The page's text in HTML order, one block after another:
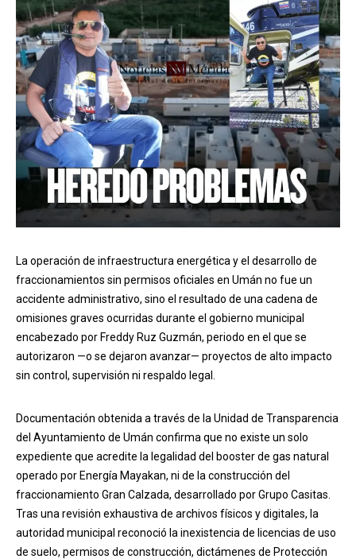
La operación de infraestructura energética y el desarrollo de
fraccionamientos sin permisos oficiales en Umán no fue un
accidente administrativo, sino el resultado de una cadena de
omisiones graves ocurridas durante el gobierno municipal
encabezado por Freddy Ruz Guzmán, periodo en el que se
autorizaron —o se dejaron avanzar— proyectos de alto impacto
sin control, supervisión ni respaldo legal.
Documentación obtenida a través de la Unidad de Transparencia
del Ayuntamiento de Umán confirma que no existe un solo
expediente que acredite la legalidad del booster de gas natural
operado por Energía Mayakan, ni de la construcción del
fraccionamiento Gran Calzada, desarrollado por Grupo Casitas.
Tras una revisión exhaustiva de archivos físicos y digitales, la
autoridad municipal reconoció la inexistencia de licencias de uso
de suelo, permisos de construcción, dictámenes de Protección